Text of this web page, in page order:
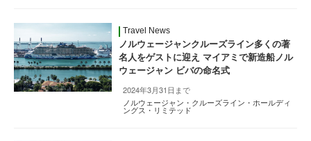
Travel News
ノルウェージャンクルーズライン多くの著
名人をゲストに迎え マイアミで新造船ノル
ウェージャン ビバの命名式
2024年3月31日まで
ノルウェージャン・クルーズライン・ホールディ
ングス・リミテッド